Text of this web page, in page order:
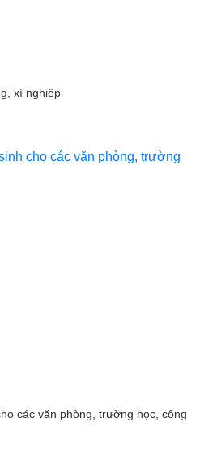
xí nghiệp
các văn phòng, trường học, công